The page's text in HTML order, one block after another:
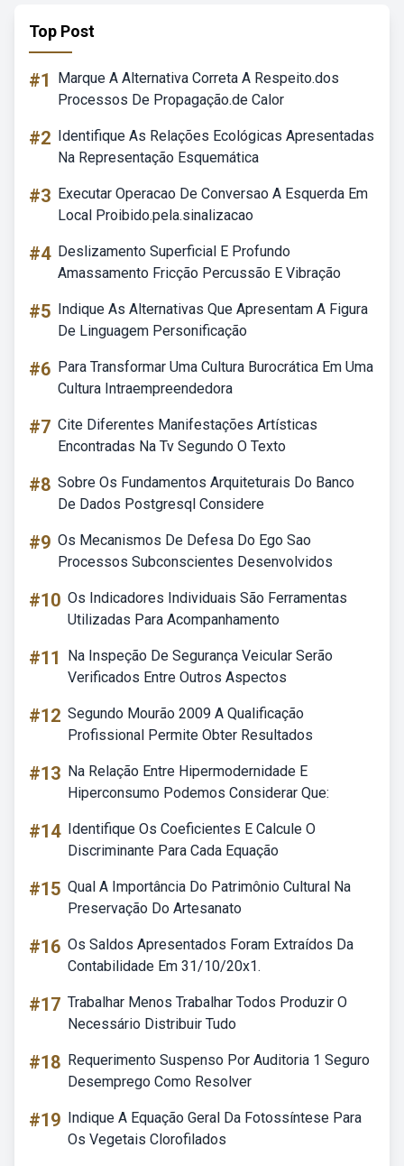
Top Post
#1
Marque A Alternativa Correta A Respeito.dos
Processos De Propagação.de Calor
#2 Identifique As Relações Ecológicas Apresentadas
Na Representação Esquemática
#3 Executar Operacao De Conversao A Esquerda Em
Local Proibido.pela.sinalizacao
#4 Deslizamento Superficial E Profundo
Amassamento Fricção Percussão E Vibração
#5 Indique As Alternativas Que Apresentam A Figura
De Linguagem Personificação
#6 Para Transformar Uma Cultura Burocrática Em Uma
Cultura Intraempreendedora
#7 Cite Diferentes Manifestações Artísticas
Encontradas Na Tv Segundo O Texto
#8 Sobre Os Fundamentos Arquiteturais Do Banco
De Dados Postgresql Considere
#9 Os Mecanismos De Defesa Do Ego Sao
Processos Subconscientes Desenvolvidos
#10 Os Indicadores Individuais São Ferramentas
Utilizadas Para Acompanhamento
#11
Na Inspeção De Segurança Veicular Serão
Verificados Entre Outros Aspectos
#12 Segundo Mourão 2009 A Qualificação
Profissional Permite Obter Resultados
#13 Na Relação Entre Hipermodernidade E
Hiperconsumo Podemos Considerar Que:
#14 Identifique Os Coeficientes E Calcule O
Discriminante Para Cada Equação
#15 Qual A Importância Do Patrimônio Cultural Na
Preservação Do Artesanato
#16 Os Saldos Apresentados Foram Extraídos Da
Contabilidade Em 31/10/20x1.
#17 Trabalhar Menos Trabalhar Todos Produzir O
Necessário Distribuir Tudo
#18 Requerimento Suspenso Por Auditoria 1 Seguro
Desemprego Como Resolver
#19 Indique A Equação Geral Da Fotossíntese Para
Os Vegetais Clorofilados